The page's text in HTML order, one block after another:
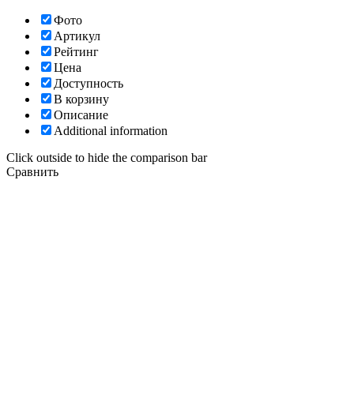
Фото
Артикул
Рейтинг
Цена
Доступность
В корзину
Описание
Additional information
Click outside to hide the comparison bar
Сравнить